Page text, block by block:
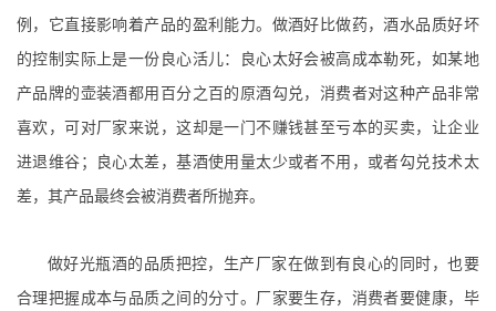
例，它直接影响着产品的盈利能力。 做酒好比做药，酒水品质好坏
的控制实际上是一份良心活儿：良心太好会被高成本勒死，如某地
产品牌的壶装酒都用百分之百的原酒勾兑，消费者对这种产品非常
喜欢，可对厂家来说，这却是一门不赚钱甚至亏本的买卖，让企业
进退维谷；良心太差，基酒使用量太少或者不用，或者勾兑技术太
差，其产品最终会被消费者所抛弃。
做好光瓶酒的品质把控，生产厂家在做到有良心的同时，也要
合理把握成本与品质之间的分寸。厂家要生存，消费者要健康，毕